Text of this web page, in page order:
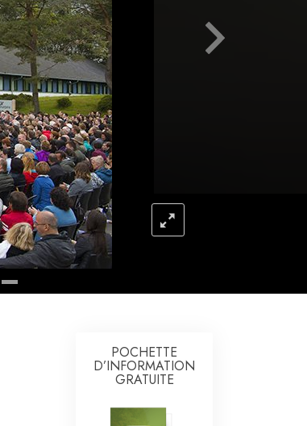
L’échelle des tons émotionnels
Réponses aux drogues
Les enfants
Des outils pour le monde du travail
L’éthique et les conditions
La raison de l’oppression
Les investigations
Les fondements de l’organisation
Les fondements des relations publiques
Cibles et buts
La communication
POCHETTE
D’INFORMATION
GRATUITE